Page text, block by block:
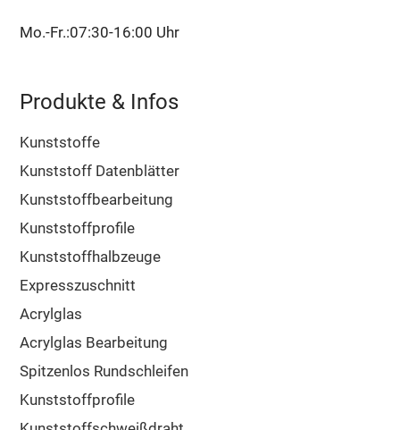
Mo.-Fr.:07:30-16:00 Uhr
Produkte & Infos
Kunststoffe
Kunststoff Datenblätter
Kunststoffbearbeitung
Kunststoffprofile
Kunststoffhalbzeuge
Expresszuschnitt
Acrylglas
Acrylglas Bearbeitung
Spitzenlos Rundschleifen
Kunststoffprofile